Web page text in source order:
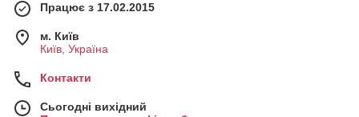
Працює з 17.02.2015
м. Київ
Київ, Україна
Контакти
Сьогодні вихідний